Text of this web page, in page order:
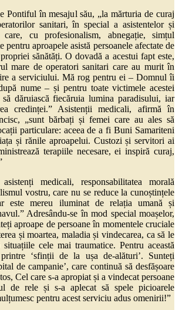
Pontiful în mesajul său, „la mărturia de curaj
sanitari, în special a asistentelor și
care, cu profesionalism, abnegație, simțul
pentru aproapele asistă persoanele afectate de
sănătăți. O dovadă a acestui fapt este,
mare de operatori sanitari care au murit în
a serviciului. Mă rog pentru ei – Domnul îi
nume – și pentru toate victimele acestei
dăruiască fiecăruia lumina paradisului, iar
credinței.” Asistenții medicali, afirmă în
„sunt bărbați și femei care au ales să
particulare: aceea de a fi Buni Samariteni
și rănile aproapelui. Custozi și servitori ai
terapiile necesare, ei inspiră curaj,
medicali, responsabilitatea morală
vostru, care nu se reduce la cunoștințele
este mereu iluminat de relația umană și
Adresându-se în mod special moașelor,
aproape de persoane în momentele cruciale
și moartea, maladia și vindecarea, ca să le
situațiile cele mai traumatice. Pentru această
‘sfinții de la ușa de-alături’. Sunteți
de campanie’, care continuă să desfășoare
Cel care s-a apropiat și a vindecat persoane
de rele și s-a aplecat să spele picioarele
pentru acest serviciu adus omenirii!”